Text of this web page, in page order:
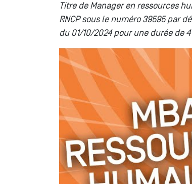
Titre de Manager en ressources
RNCP sous le numéro 39595 par
du 01/10/2024 pour une durée de
Tout savoir sur les formations // MBA